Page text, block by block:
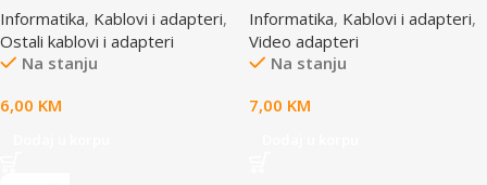
GEMBIRD
Informatika, Kablovi i adapteri,
Ostali kablovi i adapteri
Na stanju
6,00 KM
Informatika, Kablovi i adapteri,
Video adapteri
Na stanju
7,00 KM